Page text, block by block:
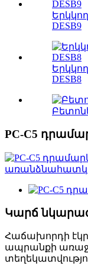
DESB9
DESB8
PC-C5
Կարճ
Հաճախորդի
ապրանքի